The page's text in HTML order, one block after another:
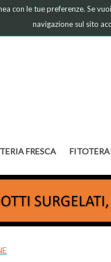
con le tue preferenze. Se
navigazione sul sito
FRESCA